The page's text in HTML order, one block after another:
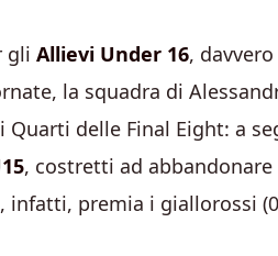
gli Allievi Under 16,
la squadra di
Quarti delle Final Eight: a
, costretti ad
premia i giallorossi